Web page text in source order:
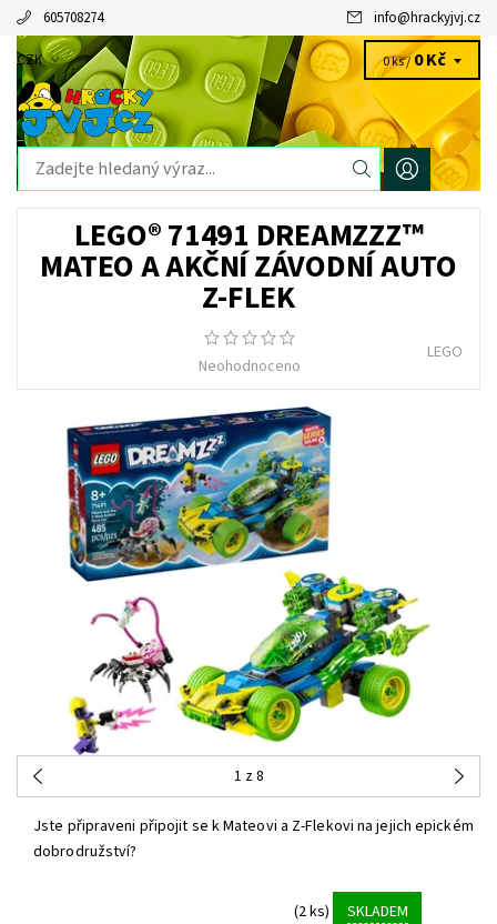
605708274 info@hrackyjvj.cz
CZK 0 ks /0 Kč
LEGO® 71491 DREAMZZZ™
MATEO A AKČNÍ ZÁVODNÍ AUTO
Z-FLEK
Neohodnoceno
LEGO
1 z 8
Jste připraveni připojit se k Mateovi a Z-Flekovi na jejich epickém
dobrodružství?
(2 ks)
SKLADEM